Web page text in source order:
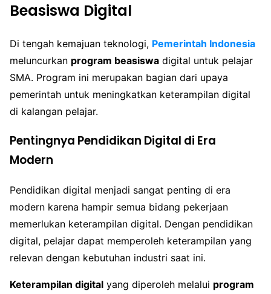
Beasiswa Digital
Di tengah kemajuan teknologi, Pemerintah Indonesia
meluncurkan program beasiswa digital untuk pelajar
SMA. Program ini merupakan bagian dari upaya
pemerintah untuk meningkatkan keterampilan digital
di kalangan pelajar.
Pentingnya Pendidikan Digital di Era
Modern
Pendidikan digital menjadi sangat penting di era
modern karena hampir semua bidang pekerjaan
memerlukan keterampilan digital. Dengan pendidikan
digital, pelajar dapat memperoleh keterampilan yang
relevan dengan kebutuhan industri saat ini.
Keterampilan digital yang diperoleh melalui program